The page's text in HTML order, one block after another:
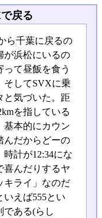
戻る
ら千葉に戻るの
が浜松にいるの
って昼飯を食う
そしてSVXに乗
と気づいた。距
を指している
基本的にカウン
んだからどーの
時計が12:34にな
喜んだりするヤ
キライ」なのだ
いえば555とい
である(らし